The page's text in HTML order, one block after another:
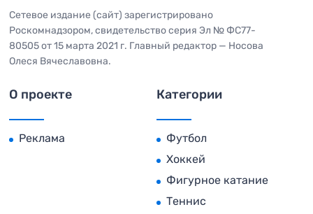
Сетевое издание (сайт) зарегистрировано
Роскомнадзором, свидетельство серия Эл № ФС77-
80505 от 15 марта 2021 г. Главный редактор — Носова
Олеся Вячеславовна.
О проекте
Реклама
Категории
Футбол
Хоккей
Фигурное катание
Теннис